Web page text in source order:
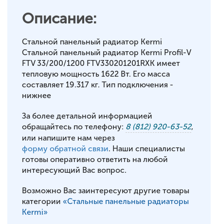
Описание:
Стальной панельный радиатор Kermi
Стальной панельный радиатор Kermi Profil-V
FTV 33/200/1200 FTV330201201RXK имеет
тепловую мощность 1622 Вт. Его масса
составляет 19.317 кг. Тип подключения -
нижнее
За более детальной информацией
обращайтесь по телефону: 8 (812) 920-63-52,
или напишите нам через
форму обратной связи. Наши специалисты
готовы оперативно ответить на любой
интересующий Вас вопрос.
Возможно Вас заинтересуют другие товары
категории «Стальные панельные радиаторы
Kermi»